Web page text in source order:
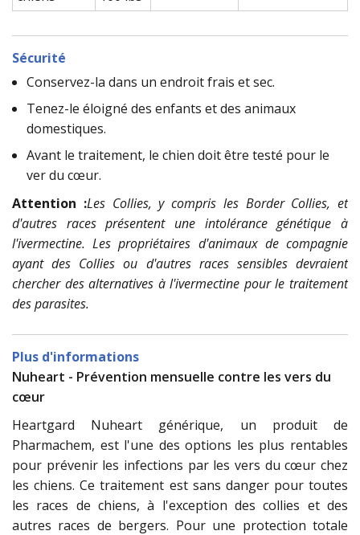
Sécurité
Conservez-la dans un endroit frais et sec.
Tenez-le éloigné des enfants et des animaux
domestiques.
Avant le traitement, le chien doit être testé pour le
ver du cœur.
Attention :Les Collies, y compris les Border Collies, et
d'autres races présentent une intolérance génétique à
l'ivermectine. Les propriétaires d'animaux de compagnie
ayant des Collies ou d'autres races sensibles devraient
chercher des alternatives à l'ivermectine pour le traitement
des parasites.
Plus d'informations
Nuheart - Prévention mensuelle contre les vers du
cœur
Heartgard Nuheart générique, un produit de
Pharmachem, est l'une des options les plus rentables
pour prévenir les infections par les vers du cœur chez
les chiens. Ce traitement est sans danger pour toutes
les races de chiens, à l'exception des collies et des
autres races de bergers. Pour une protection totale